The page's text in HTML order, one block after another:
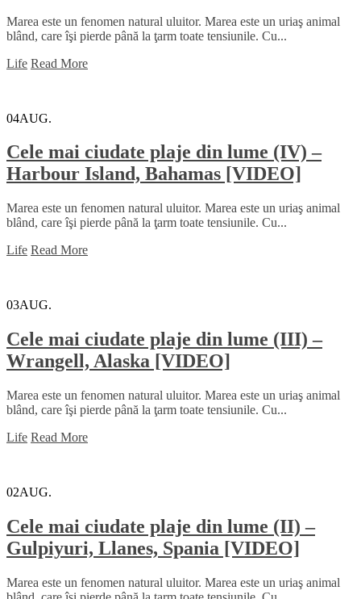
Marea este un fenomen natural uluitor. Marea este un uriaş animal
blând, care îşi pierde până la ţarm toate tensiunile. Cu...
Life Read More
04AUG.
Cele mai ciudate plaje din lume (IV) –
Harbour Island, Bahamas [VIDEO]
Marea este un fenomen natural uluitor. Marea este un uriaş animal
blând, care îşi pierde până la ţarm toate tensiunile. Cu...
Life Read More
03AUG.
Cele mai ciudate plaje din lume (III) –
Wrangell, Alaska [VIDEO]
Marea este un fenomen natural uluitor. Marea este un uriaş animal
blând, care îşi pierde până la ţarm toate tensiunile. Cu...
Life Read More
02AUG.
Cele mai ciudate plaje din lume (II) –
Gulpiyuri, Llanes, Spania [VIDEO]
Marea este un fenomen natural uluitor. Marea este un uriaş animal